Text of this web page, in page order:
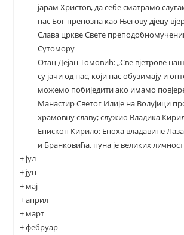
јарам Христов, да себе сматрамо
нас Бог препозна као Његову дјецу
Слава цркве Свете
Сутомору
Отац Дејан Томовић: „Све вјетрове
су јачи од нас, који нас обузимају и
можемо побиједити ако имамо
Манастир Светог Илије на Волујици
храмовну славу; служио Владика
Епископ Кирило: Епоха владавине
и Бранковића, пуна је великих
+ јул
+ јун
+ мај
+април
+ март
+фебруар